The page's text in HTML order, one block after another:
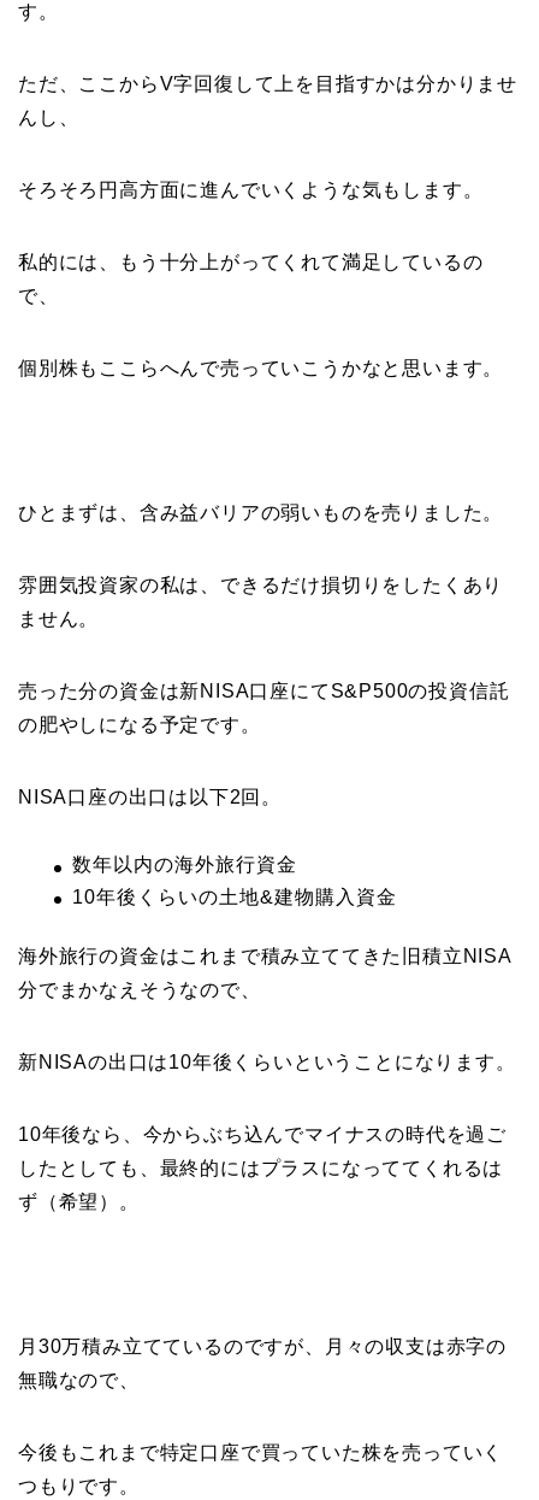
す。
ただ、ここからV字回復して上を目指すかは分かりませ
んし、
そろそろ円高方面に進んでいくような気もします。
私的には、もう十分上がってくれて満足しているの
で、
個別株もここらへんで売っていこうかなと思います。
ひとまずは、含み益バリアの弱いものを売りました。
雰囲気投資家の私は、できるだけ損切りをしたくあり
ません。
売った分の資金は新NISA口座にてS&P500の投資信託
の肥やしになる予定です。
NISA口座の出口は以下2回。
数年以内の海外旅行資金
10年後くらいの土地&建物購入資金
海外旅行の資金はこれまで積み立ててきた旧積立NISA
分でまかなえそうなので、
新NISAの出口は10年後くらいということになります。
10年後なら、今からぶち込んでマイナスの時代を過ご
したとしても、最終的にはプラスになっててくれるは
ず（希望）。
月30万積み立てているのですが、月々の収支は赤字の
無職なので、
今後もこれまで特定口座で買っていた株を売っていく
つもりです。